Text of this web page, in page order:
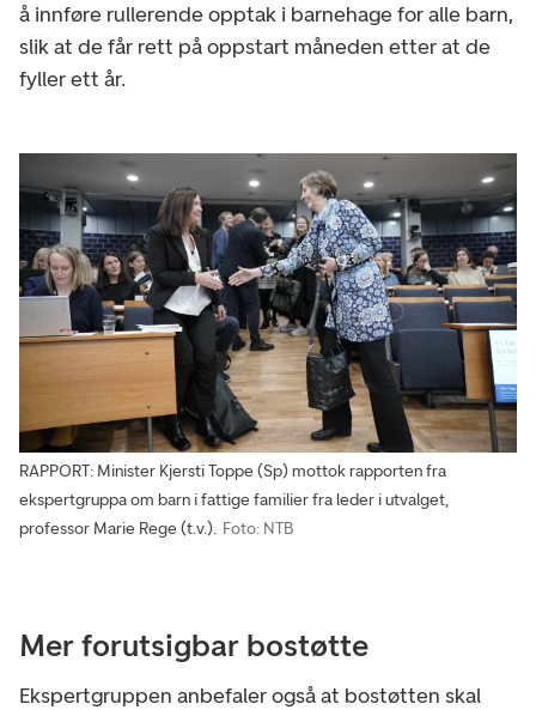
å innføre rullerende opptak i barnehage for alle barn,
slik at de får rett på oppstart måneden etter at de
fyller ett år.
RAPPORT: Minister Kjersti Toppe (Sp) mottok rapporten fra
ekspertgruppa om barn i fattige familier fra leder i utvalget,
professor Marie Rege (t.v.). Foto: NTB
Mer forutsigbar bostøtte
Ekspertgruppen anbefaler også at bostøtten skal